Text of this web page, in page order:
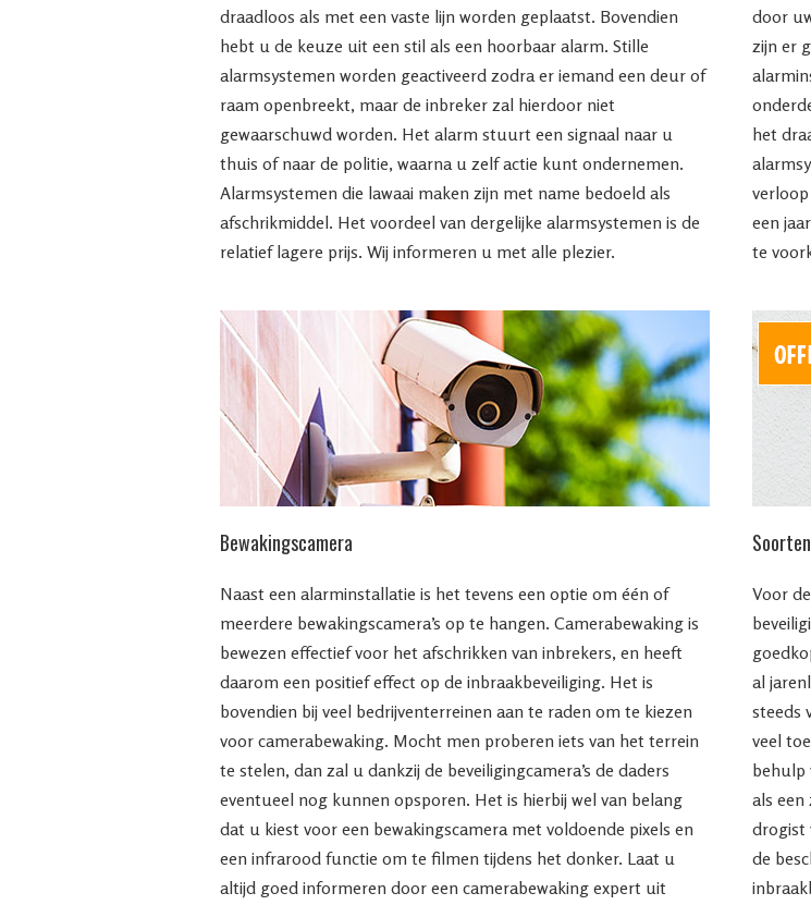
draadloos als met een vaste lijn worden geplaatst. Bovendien
hebt u de keuze uit een stil als een hoorbaar alarm. Stille
alarmsystemen worden geactiveerd zodra er iemand een deur of
raam openbreekt, maar de inbreker zal hierdoor niet
gewaarschuwd worden. Het alarm stuurt een signaal naar u
thuis of naar de politie, waarna u zelf actie kunt ondernemen.
Alarmsystemen die lawaai maken zijn met name bedoeld als
afschrikmiddel. Het voordeel van dergelijke alarmsystemen is de
relatief lagere prijs. Wij informeren u met alle plezier.
door
zijn er
het
een
te
Bewakingscamera
Naast een alarminstallatie is het tevens een optie om één of
meerdere bewakingscamera’s op te hangen. Camerabewaking is
bewezen effectief voor het afschrikken van inbrekers, en heeft
daarom een positief effect op de inbraakbeveiliging. Het is
bovendien bij veel bedrijventerreinen aan te raden om te kiezen
voor camerabewaking. Mocht men proberen iets van het terrein
te stelen, dan zal u dankzij de beveiligingcamera’s de daders
eventueel nog kunnen opsporen. Het is hierbij wel van belang
dat u kiest voor een bewakingscamera met voldoende pixels en
een infrarood functie om te filmen tijdens het donker. Laat u
altijd goed informeren door een camerabewaking expert uit
Voor
al
steeds
veel
behulp
als een
drogist
de